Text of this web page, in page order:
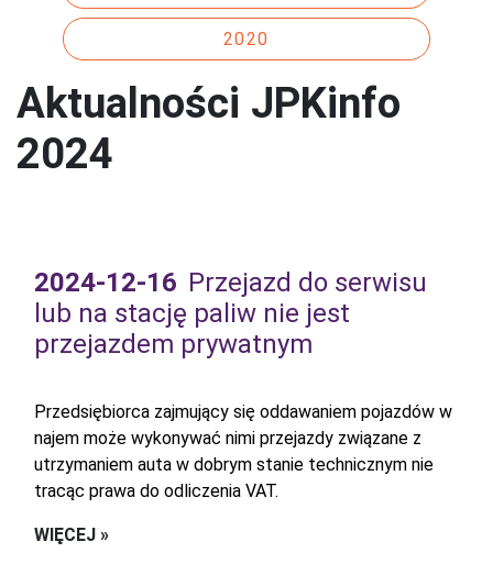
2020
Aktualności JPKinfo
2024
2024-12-16 Przejazd do serwisu
lub na stację paliw nie jest
przejazdem prywatnym
Przedsiębiorca zajmujący się oddawaniem pojazdów w
najem może wykonywać nimi przejazdy związane z
utrzymaniem auta w dobrym stanie technicznym nie
tracąc prawa do odliczenia VAT.
WIĘCEJ »